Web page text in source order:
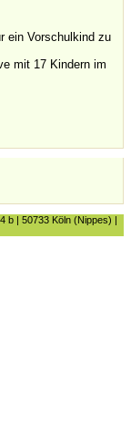
ein Vorschulkind zu
mit 17 Kindern im
b | 50733 Köln (Nippes) |